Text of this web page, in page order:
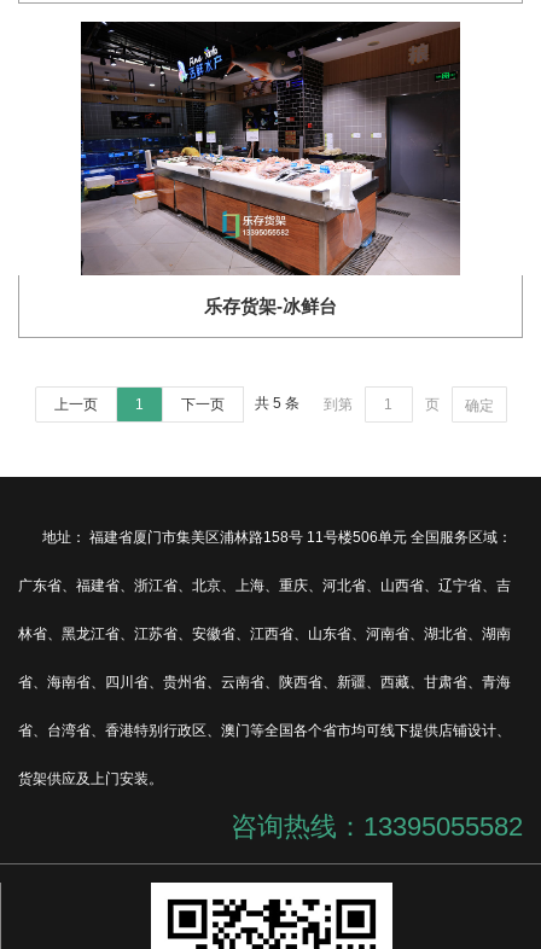
乐存货架-冰鲜台
上一页 1 下一页 共 5 条 到第 页 确定
地址： 福建省厦门市集美区浦林路158号 11号楼506单元 全国服务区域：
广东省、福建省、浙江省、北京、上海、重庆、河北省、山西省、辽宁省、吉
林省、黑龙江省、江苏省、安徽省、江西省、山东省、河南省、湖北省、湖南
省、海南省、四川省、贵州省、云南省、陕西省、新疆、西藏、甘肃省、青海
省、台湾省、香港特别行政区、澳门等全国各个省市均可线下提供店铺设计、
货架供应及上门安装。
咨询热线：13395055582